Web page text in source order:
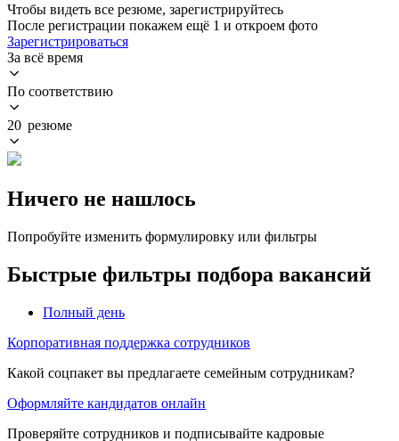
Чтобы видеть все резюме, зарегистрируйтесь
После регистрации покажем ещё 1 и откроем фото
Зарегистрироваться
За всё время
По соответствию
20 резюме
Ничего не нашлось
Попробуйте изменить формулировку или фильтры
Быстрые фильтры подбора вакансий
Полный день
Корпоративная поддержка сотрудников
Какой соцпакет вы предлагаете семейным сотрудникам?
Оформляйте кандидатов онлайн
Проверяйте сотрудников и подписывайте кадровые